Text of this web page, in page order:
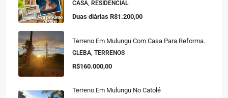
CASA, RESIDENCIAL
Duas diárias R$1.200,00
Terreno Em Mulungu Com Casa Para Reforma.
GLEBA, TERRENOS
R$160.000,00
Terreno Em Mulungu No Catolé